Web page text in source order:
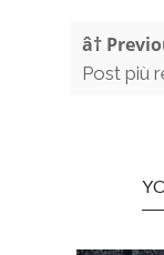
â†
Post più